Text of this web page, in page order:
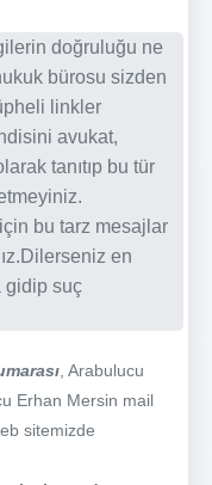
doğruluğu ne
bürosu sizden
linkler
avukat,
tanıtıp bu tür
için bu tarz mesajlar
en
gidip suç
, Arabulucu
Erhan Mersin mail
sitemizde